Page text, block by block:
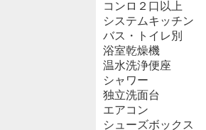
コンロ２口以上
システムキッチン
バス・トイレ別
浴室乾燥機
温水洗浄便座
シャワー
独立洗面台
エアコン
シューズボックス